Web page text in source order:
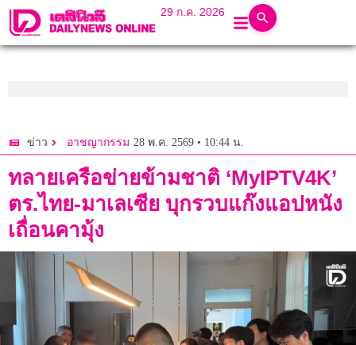
29 ก.ค. 2026
ข่าว อาชญากรรม 28 พ.ค. 2569 • 10:44 น.
ทลายเครือข่ายข้ามชาติ ‘MyIPTV4K’
ตร.ไทย-มาเลเซีย บุกรวบแก๊งแอปหนัง
เถื่อนคามุ้ง